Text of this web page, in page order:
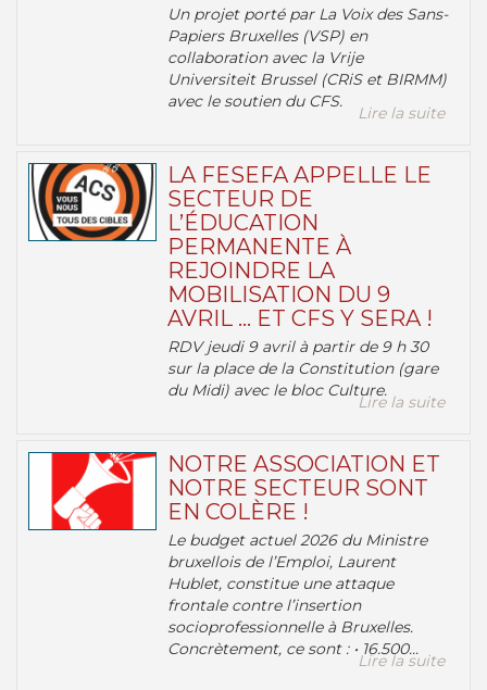
Un projet porté par La Voix des Sans-
Papiers Bruxelles (VSP) en
collaboration avec la Vrije
Universiteit Brussel (CRiS et BIRMM)
avec le soutien du CFS.
Lire la suite
LA FESEFA APPELLE LE
SECTEUR DE
L’ÉDUCATION
PERMANENTE À
REJOINDRE LA
MOBILISATION DU 9
AVRIL … ET CFS Y SERA !
RDV jeudi 9 avril à partir de 9 h 30
sur la place de la Constitution (gare
du Midi) avec le bloc Culture.
Lire la suite
NOTRE ASSOCIATION ET
NOTRE SECTEUR SONT
EN COLÈRE !
Le budget actuel 2026 du Ministre
bruxellois de l’Emploi, Laurent
Hublet, constitue une attaque
frontale contre l’insertion
socioprofessionnelle à Bruxelles.
Concrètement, ce sont : • 16.500...
Lire la suite